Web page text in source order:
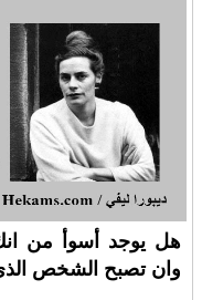
هل يوجد أسوأ من
وان تصبح الشخص الذي